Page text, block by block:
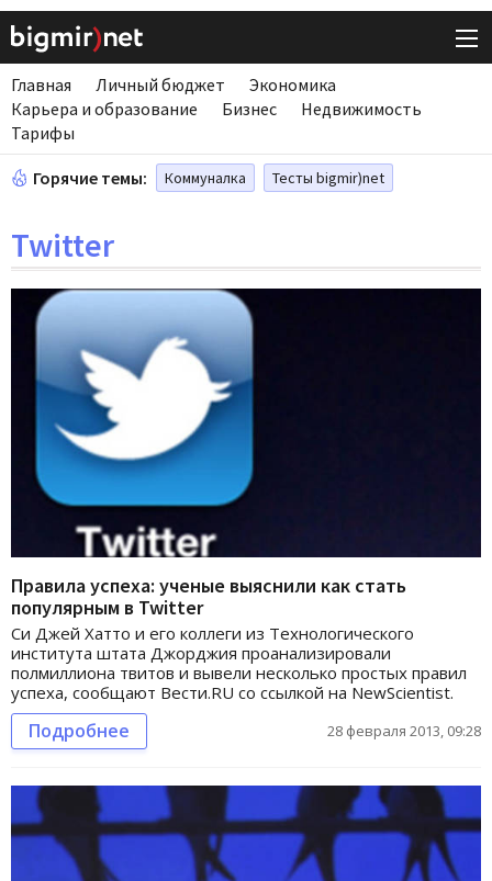
Главная Личный бюджет
Экономика
Карьера и образование
Бизнес
Недвижимость
Тарифы
Горячие темы: Коммуналка Тесты bigmir)net
Twitter
Правила успеха: ученые выяснили как стать
популярным в Twitter
Си Джей Хатто и его коллеги из Технологического
института штата Джорджия проанализировали
полмиллиона твитов и вывели несколько простых правил
успеха, сообщают Вести.RU со ссылкой на NewScientist.
Подробнее 28 февраля 2013, 09:28